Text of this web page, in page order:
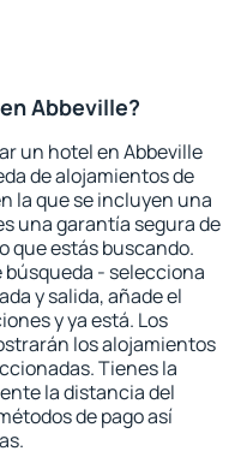
Abbeville?
un hotel en Abbeville
de alojamientos de
la que se incluyen una
una garantía segura de
que estás buscando.
búsqueda - selecciona
y salida, añade el
y ya está. Los
los alojamientos
Tienes la
la distancia del
de pago así